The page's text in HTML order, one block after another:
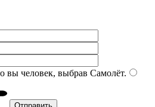
вы человек, выбрав Самолёт.